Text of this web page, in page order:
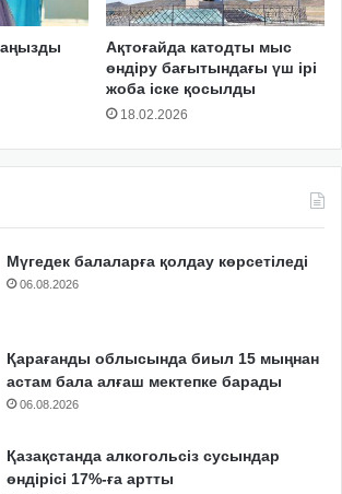
Ақтоғайда катодты мыс
өндіру бағытындағы үш ірі
жоба іске қосылды
18.02.2026
Мүгедек балаларға қолдау көрсетіледі
06.08.2026
Қарағанды облысында биыл 15 мыңнан
астам бала алғаш мектепке барады
06.08.2026
Қазақстанда алкогольсіз сусындар
өндірісі 17%-ға артты